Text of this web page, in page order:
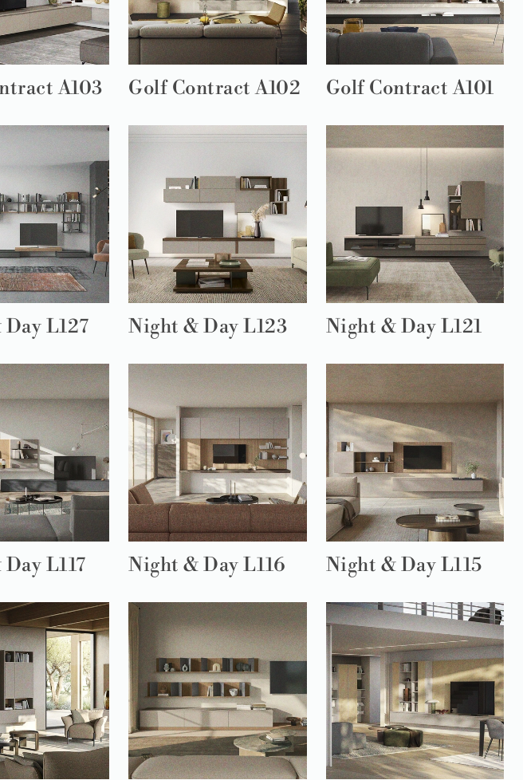
A103 Golf Contract A102 Golf Contract A101
L127 Night & Day L123 Night & Day L121
L117 Night & Day L116 Night & Day L115